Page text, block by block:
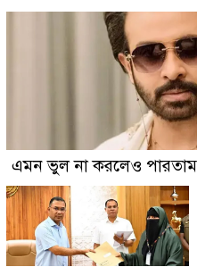
এমন ভুল না করলেও পারতাম